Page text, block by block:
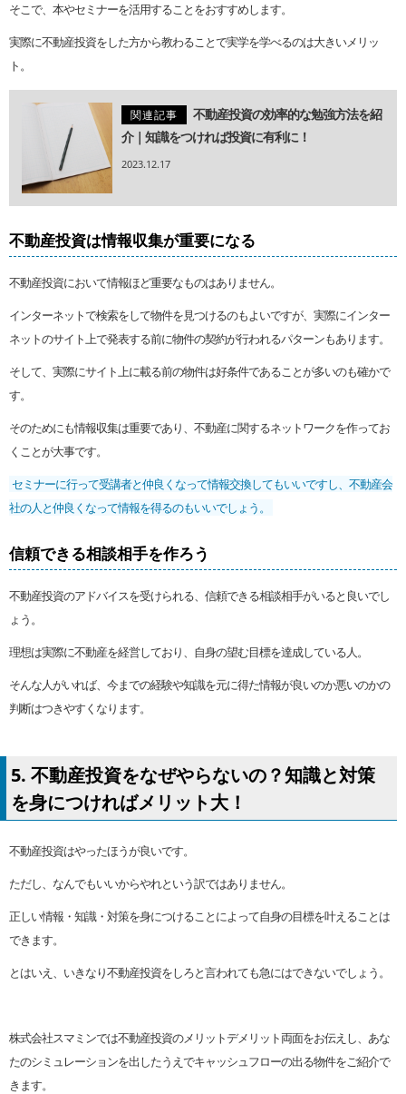
そこで、本やセミナーを活用することをおすすめします。
実際に不動産投資をした方から教わることで実学を学べるのは大きいメリッ
ト。
関連記事
不動産投資の効率的な勉強方法を紹
介｜知識をつければ投資に有利に！
2023.12.17
不動産投資は情報収集が重要になる
不動産投資において情報ほど重要なものはありません。
インターネットで検索をして物件を見つけるのもよいですが、実際にインター
ネットのサイト上で発表する前に物件の契約が行われるパターンもあります。
そして、実際にサイト上に載る前の物件は好条件であることが多いのも確かで
す。
そのためにも情報収集は重要であり、不動産に関するネットワークを作ってお
くことが大事です。
セミナーに行って受講者と仲良くなって情報交換してもいいですし、不動産会
社の人と仲良くなって情報を得るのもいいでしょう。
信頼できる相談相手を作ろう
不動産投資のアドバイスを受けられる、信頼できる相談相手がいると良いでし
ょう。
理想は実際に不動産を経営しており、自身の望む目標を達成している人。
そんな人がいれば、今までの経験や知識を元に得た情報が良いのか悪いのかの
判断はつきやすくなります。
5. 不動産投資をなぜやらないの？知識と対策
を身につければメリット大！
不動産投資はやったほうが良いです。
ただし、なんでもいいからやれという訳ではありません。
正しい情報・知識・対策を身につけることによって自身の目標を叶えることは
できます。
とはいえ、いきなり不動産投資をしろと言われても急にはできないでしょう。
株式会社スマミンでは不動産投資のメリットデメリット両面をお伝えし、あな
たのシミュレーションを出したうえでキャッシュフローの出る物件をご紹介で
きます。